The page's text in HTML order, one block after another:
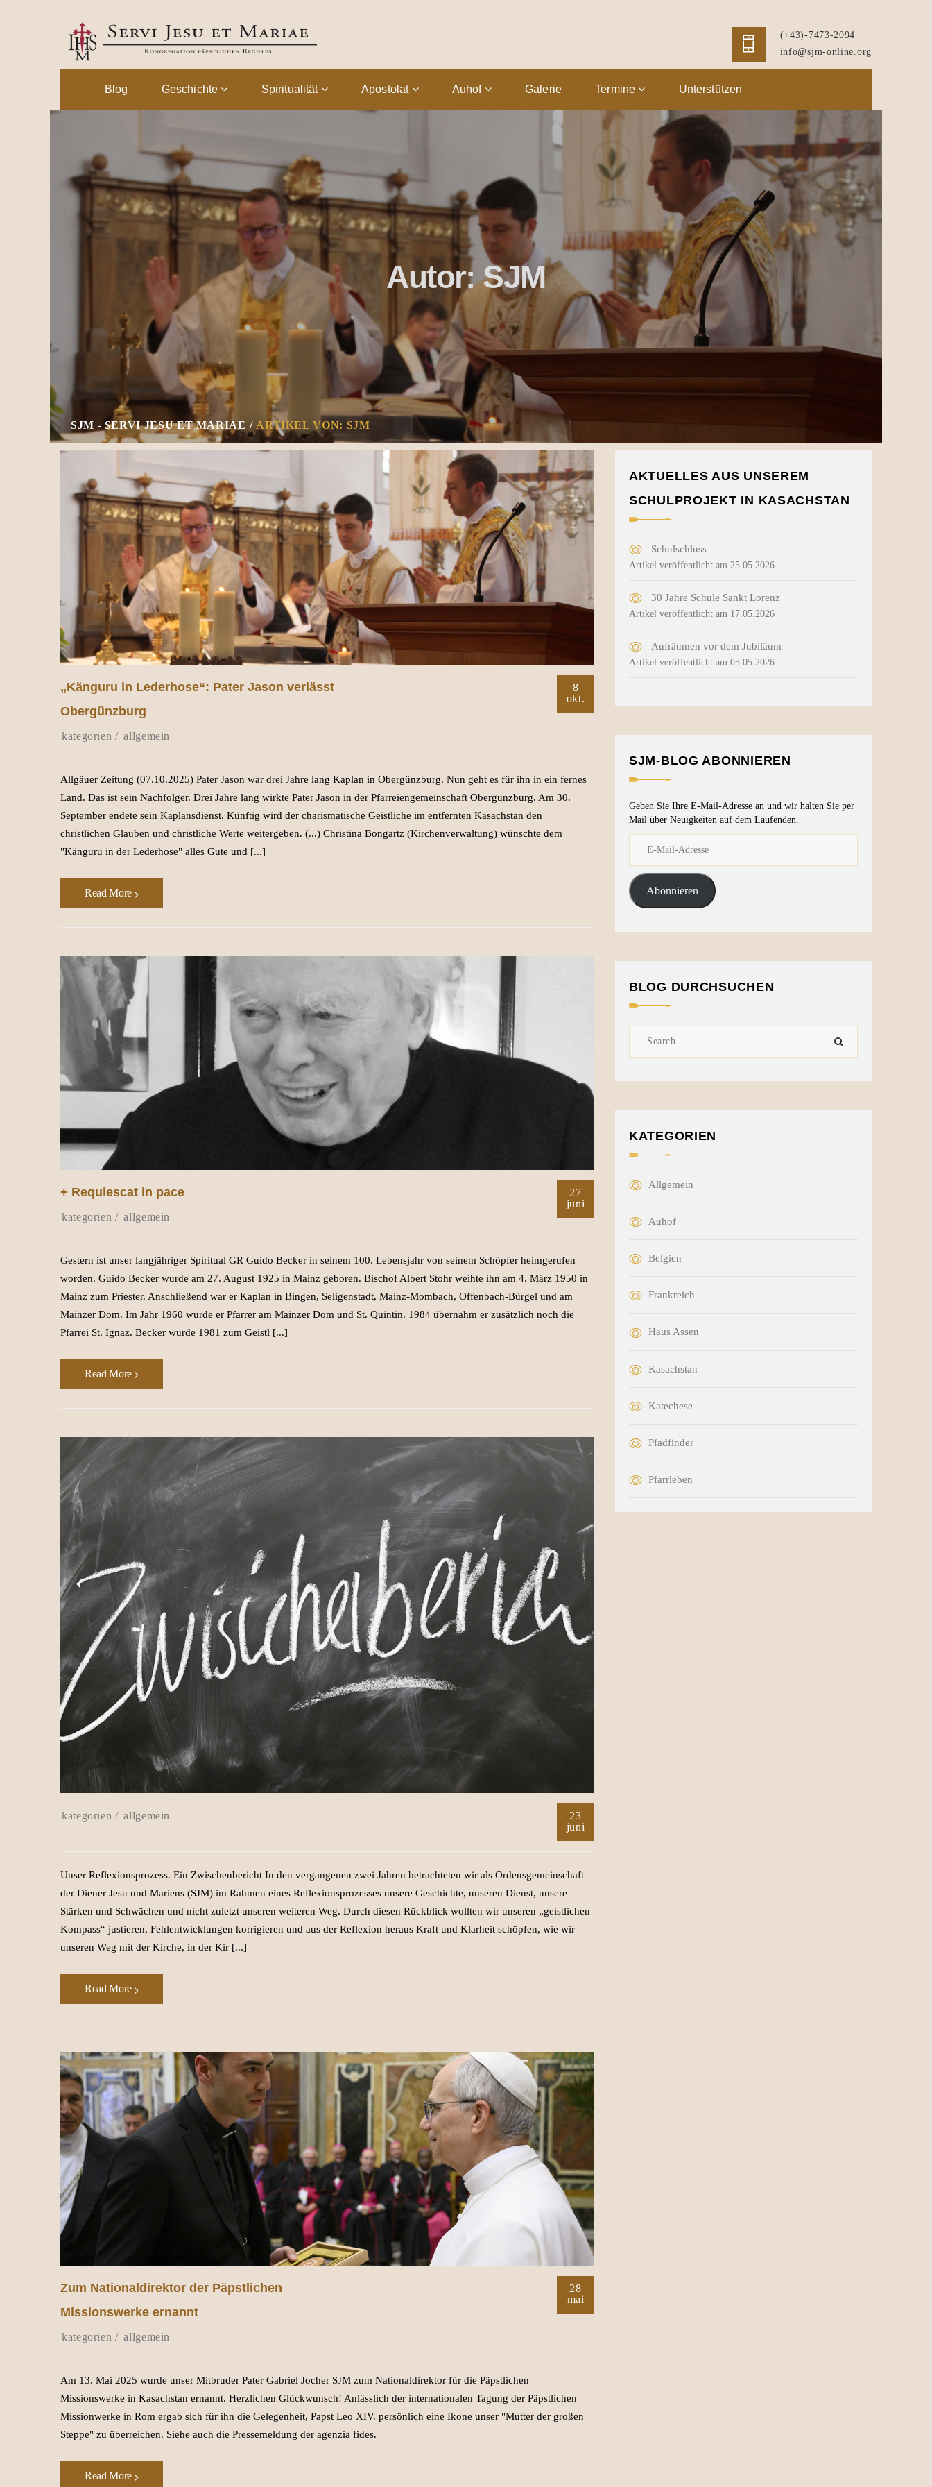
(+43)-7473-2094
info@sjm-online.org
Blog Geschichte Spiritualität Apostolat Auhof Galerie Termine Unterstützen
Autor:SJM
SJM - SERVI JESU ET MARIAE ARTIKEL VON: SJM
„Känguru in Lederhose“: Pater Jason verlässt
Obergünzburg
allgemein
8
okt.
Allgäuer Zeitung (07.10.2025) Pater Jason war drei Jahre lang Kaplan in Obergünzburg. Nun geht es für ihn in ein fernes
Land. Das ist sein Nachfolger. Drei Jahre lang wirkte Pater Jason in der Pfarreiengemeinschaft Obergünzburg. Am 30.
September endete sein Kaplansdienst. Künftig wird der charismatische Geistliche im entfernten Kasachstan den
christlichen Glauben und christliche Werte weitergeben. (...) Christina Bongartz (Kirchenverwaltung) wünschte dem
"Känguru in der Lederhose" alles Gute und [...]
Read More
+ Requiescat in pace
allgemein
27
juni
Gestern ist unser langjähriger Spiritual GR Guido Becker in seinem 100. Lebensjahr von seinem Schöpfer heimgerufen
worden. Guido Becker wurde am 27. August 1925 in Mainz geboren. Bischof Albert Stohr weihte ihn am 4. März 1950 in
Mainz zum Priester. Anschließend war er Kaplan in Bingen, Seligenstadt, Mainz-Mombach, Offenbach-Bürgel und am
Mainzer Dom. Im Jahr 1960 wurde er Pfarrer am Mainzer Dom und St. Quintin. 1984 übernahm er zusätzlich noch die
Pfarrei St. Ignaz. Becker wurde 1981 zum Geistl [...]
Read More
allgemein
23
juni
Unser Reflexionsprozess. Ein Zwischenbericht In den vergangenen zwei Jahren betrachteten wir als Ordensgemeinschaft
der Diener Jesu und Mariens (SJM) im Rahmen eines Reflexionsprozesses unsere Geschichte, unseren Dienst, unsere
Stärken und Schwächen und nicht zuletzt unseren weiteren Weg. Durch diesen Rückblick wollten wir unseren „geistlichen
Kompass“ justieren, Fehlentwicklungen korrigieren und aus der Reflexion heraus Kraft und Klarheit schöpfen, wie wir
unseren Weg mit der Kirche, in der Kir [...]
Read More
Zum Nationaldirektor der Päpstlichen
Missionswerke ernannt
allgemein
28
mai
Am 13. Mai 2025 wurde unser Mitbruder Pater Gabriel Jocher SJM zum Nationaldirektor für die Päpstlichen
Missionswerke in Kasachstan ernannt. Herzlichen Glückwunsch! Anlässlich der internationalen Tagung der Päpstlichen
Missionwerke in Rom ergab sich für ihn die Gelegenheit, Papst Leo XIV. persönlich eine Ikone unser "Mutter der großen
Steppe" zu überreichen. Siehe auch die Pressemeldung der agenzia fides.
Read More
AKTUELLES AUS UNSEREM
SCHULPROJEKT IN KASACHSTAN
Schulschluss
Artikel veröffentlicht am 25.05.2026
30 Jahre Schule Sankt Lorenz
Artikel veröffentlicht am 17.05.2026
Aufräumen vor dem Jubiläum
Artikel veröffentlicht am 05.05.2026
SJM-BLOG ABONNIEREN
Geben Sie Ihre E-Mail-Adresse an und wir halten Sie per
Mail über Neuigkeiten auf dem Laufenden.
Abonnieren
BLOG DURCHSUCHEN
KATEGORIEN
Allgemein
Auhof
Belgien
Frankreich
Haus Assen
Kasachstan
Katechese
Pfadfinder
Pfarrleben